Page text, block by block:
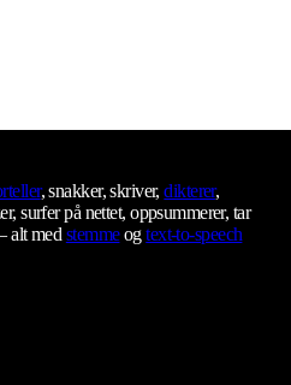
, snakker, skriver,dikterer,
surfer på nettet, oppsummerer, tar
alt medstemmeogtext-to-speech